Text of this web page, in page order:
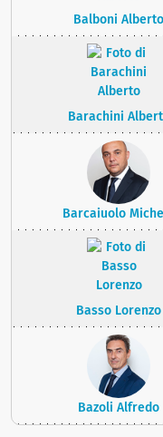
Balboni Alberto
Barachini
Barcaiuolo
Basso Lorenzo
Bazoli Alfredo